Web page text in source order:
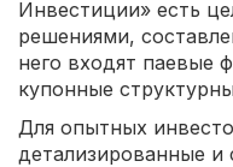
Инвестиции» есть
решениями,
него входят паевые
купонные
Для опытных
детализированные и